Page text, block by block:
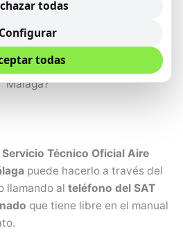
Acondicionado Daitsu.
un Servicio Técnico Daitsu en
Málaga?
Servicio Técnico Oficial Aire
puede hacerlo a través del
llamando al teléfono del SAT
que tiene libre en el manual
todas
Configurar
todas